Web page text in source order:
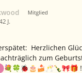
Mitglied
2 J.
Herzlichen
zum
💐🍀🐞 🎂🍰 🥂🍾🎀🎁